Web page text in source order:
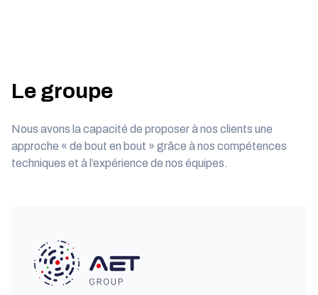
Le groupe
Nous avons la capacité de proposer à nos clients une
approche « de bout en bout » grâce à nos compétences
techniques et à l’expérience de nos équipes.